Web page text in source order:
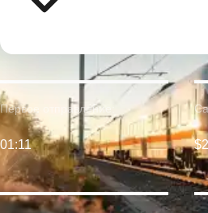
Первое отправление:
01:11